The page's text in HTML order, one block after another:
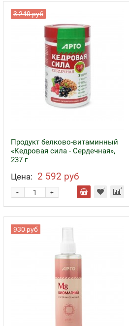
Аппликаторы Ляпко
3 240 руб
Продукт белково-витаминный
«Кедровая сила - Сердечная»,
237 г
Цена: 2 592 руб
+
-
930 руб